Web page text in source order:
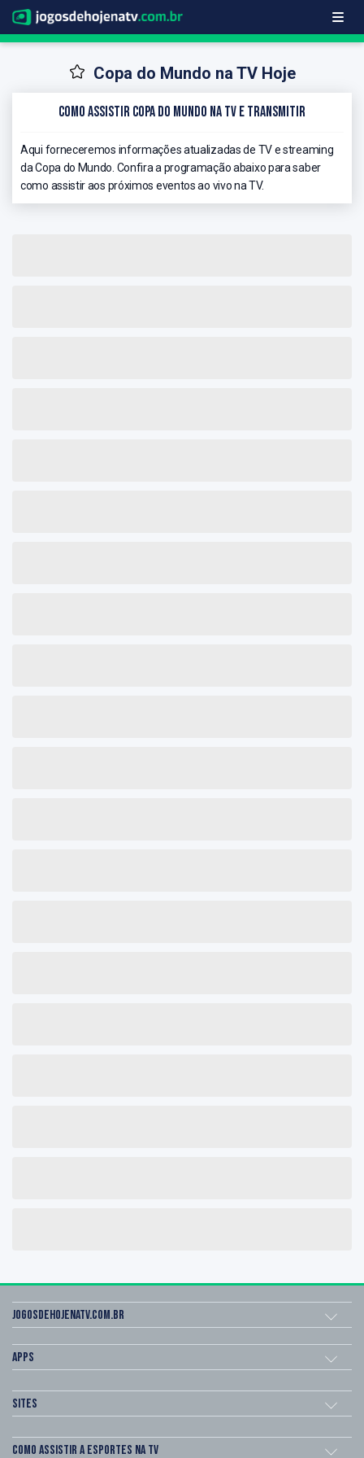
Copa do Mundo na TV Hoje
Como Assistir Copa do Mundo na TV e Transmitir
Aqui forneceremos informações atualizadas de TV e streaming
da Copa do Mundo. Confira a programação abaixo para saber
como assistir aos próximos eventos ao vivo na TV.
Jogosdehojenatv.com.br
Apps
Sites
Como assistir a esportes na TV